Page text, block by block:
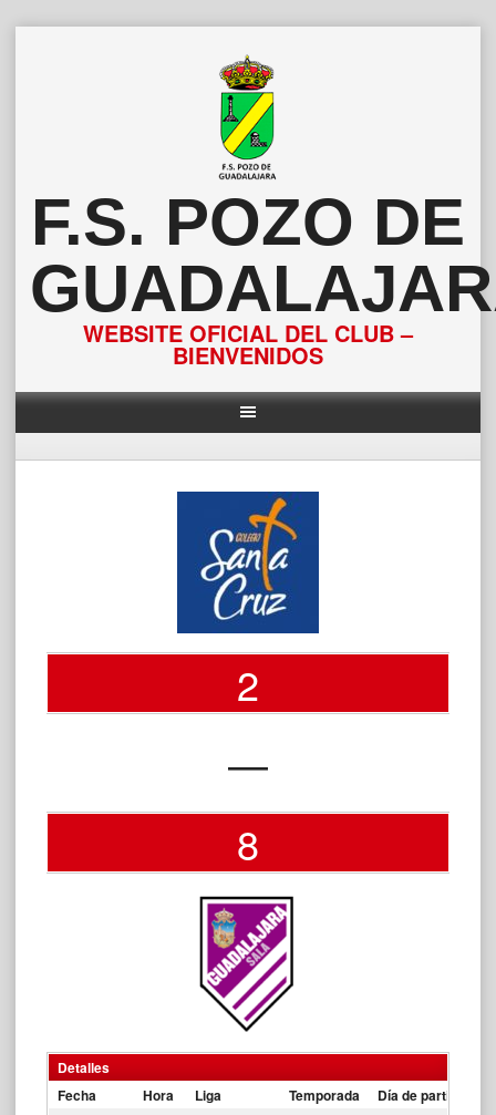
F.S. POZO DE
WEBSITE OFICIAL DEL CLUB –
BIENVENIDOS
2
—
8
Detalles
Fecha
Hora Liga Temporada Día de partido